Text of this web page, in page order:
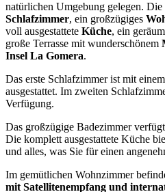
natürlichen Umgebung gelegen.
Schlafzimmer, ein großzügiges
voll ausgestattete Küche, ein
große Terrasse mit wunderschönem
Insel La Gomera.
Das erste Schlafzimmer ist mit einem
ausgestattet. Im zweiten
Verfügung.
Das großzügige Badezimmer
Die komplett ausgestattete Küche
und alles, was Sie für einen
Im gemütlichen Wohnzimmer
mit Satellitenempfang und